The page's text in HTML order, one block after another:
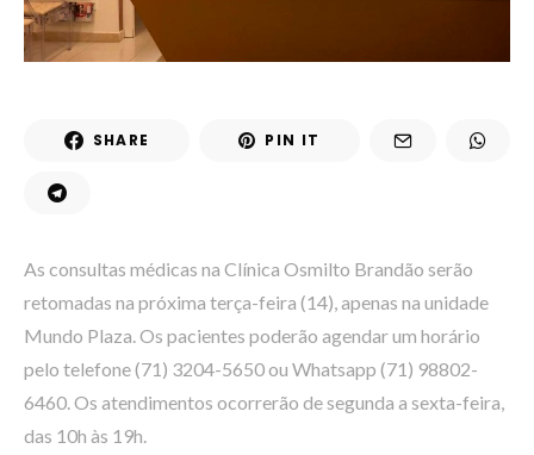
SHARE PIN IT
As consultas médicas na Clínica Osmilto Brandão serão
retomadas na próxima terça-feira (14), apenas na unidade
Mundo Plaza. Os pacientes poderão agendar um horário
pelo telefone (71) 3204-5650 ou Whatsapp (71) 98802-
6460. Os atendimentos ocorrerão de segunda a sexta-feira,
das 10h às 19h.